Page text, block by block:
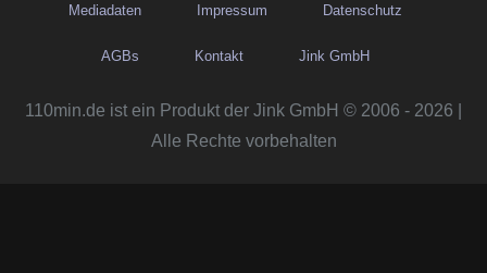
Mediadaten Impressum Datenschutz
AGBs Kontakt Jink GmbH
110min.de ist ein Produkt der Jink GmbH © 2006 - 2026 |
Alle Rechte vorbehalten